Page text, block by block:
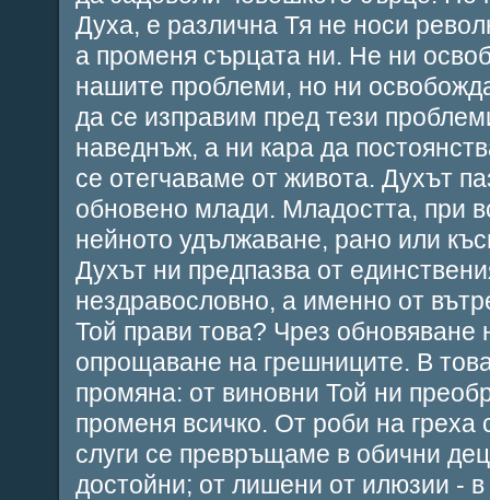
Духа, е различна Тя не носи
а променя сърцата ни. Не ни
нашите проблеми, но ни
да се изправим пред тези
наведнъж, а ни кара да
се отегчаваме от живота. Духът
обновено млади. Младостта, при
нейното удължаване, рано или
Духът ни предпазва от
нездравословно, а именно от
Той прави това? Чрез обновяване
опрощаване на грешниците. В
промяна: от виновни Той ни
променя всичко. От роби на греха
слуги се превръщаме в обични
достойни; от лишени от илюзии -